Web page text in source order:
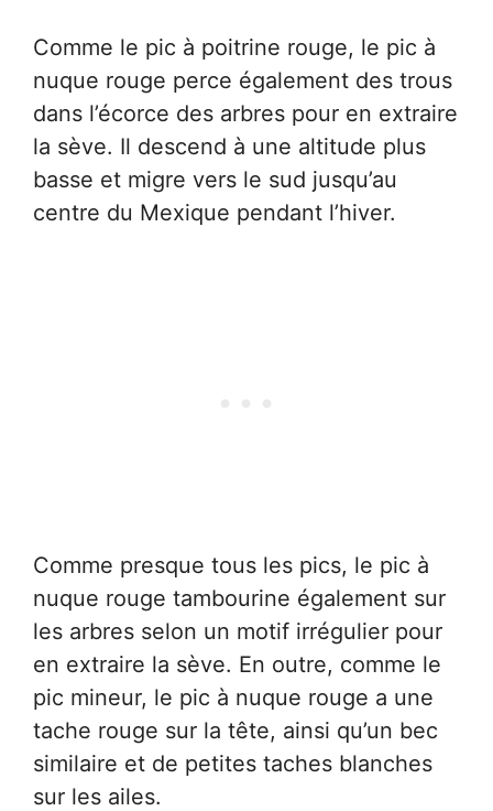
Comme le pic à poitrine rouge, le pic à
nuque rouge perce également des trous
dans l’écorce des arbres pour en extraire
la sève. Il descend à une altitude plus
basse et migre vers le sud jusqu’au
centre du Mexique pendant l’hiver.
Comme presque tous les pics, le pic à
nuque rouge tambourine également sur
les arbres selon un motif irrégulier pour
en extraire la sève. En outre, comme le
pic mineur, le pic à nuque rouge a une
tache rouge sur la tête, ainsi qu’un bec
similaire et de petites taches blanches
sur les ailes.